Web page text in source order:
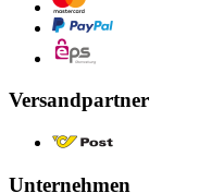
Versandpartner
Unternehmen